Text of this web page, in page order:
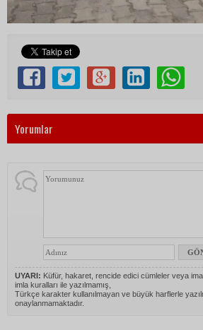
Yorumlar
UYARI: Küfür, hakaret, rencide edici cümleler veya
imla kuralları ile yazılmamış,
Türkçe karakter kullanılmayan ve büyük harflerle
onaylanmamaktadır.